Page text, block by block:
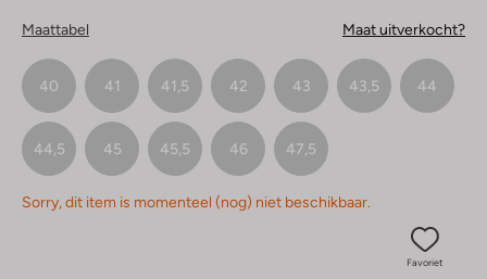
Maattabel Maat uitverkocht?
40 41 41,5 42 43 43,5 44
44,5 45 45,5 46 47,5
Sorry, dit item is momenteel (nog) niet beschikbaar.
Favoriet